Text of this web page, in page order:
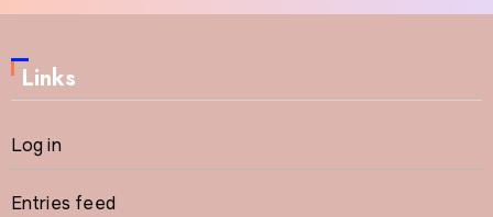
Links
Log in
Entries feed